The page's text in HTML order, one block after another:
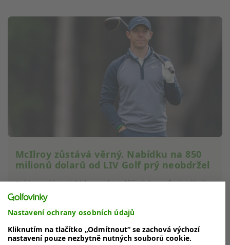
McIlroy zůstává věrný. Nabídku na 850
milionů dolarů od LIV Golf prý neobdržel
Byl by to historický kontrakt v dějinách profesionálního
sportu. Po půlmiliardovém golfistovi Jonu Rahmovi a
sedmisetmilionovém...
Nastavení ochrany osobních údajů
Kliknutím na tlačítko „Odmítnout“ se zachová výchozí
nastavení pouze nezbytně nutných souborů cookie.